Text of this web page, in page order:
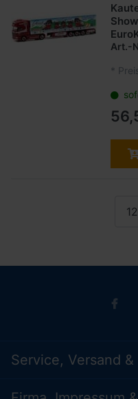
Art.-
*
12
Service, Versand